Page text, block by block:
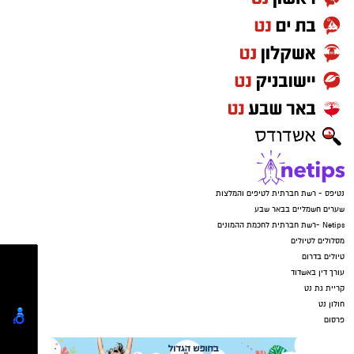
זרקו את הטלפונים ונמלטו מהמקום.
קרדיט: משטרת ישראל
המשפחה נמצאת כעת בשבר מוחלט. "אני גמורה,
מרוסקת", זועקת האם. "מיום ליום אני מתרסקת
יותר. הבן שלי בטראומה, הוא לא מוכן לחזור
לשכונה ובטח שלא הביתה. הבנות שלי מפוחדות.
נטיפס - רשת חברתית לטיפים והמלצות
שערים חשמליים בבאר שבע
Netips -רשת חברתית לחכמת ההמונים
מסלולים לטיולים
טיולים בדרום
עורך דין באשדוד
קריית גת נט
חולון נט
פרסום